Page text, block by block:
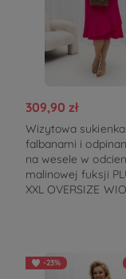
309,90 zł
Wizytowa
falbanami i
na wesele w
malinowej fuksji
XXL OVERSIZE
-23%